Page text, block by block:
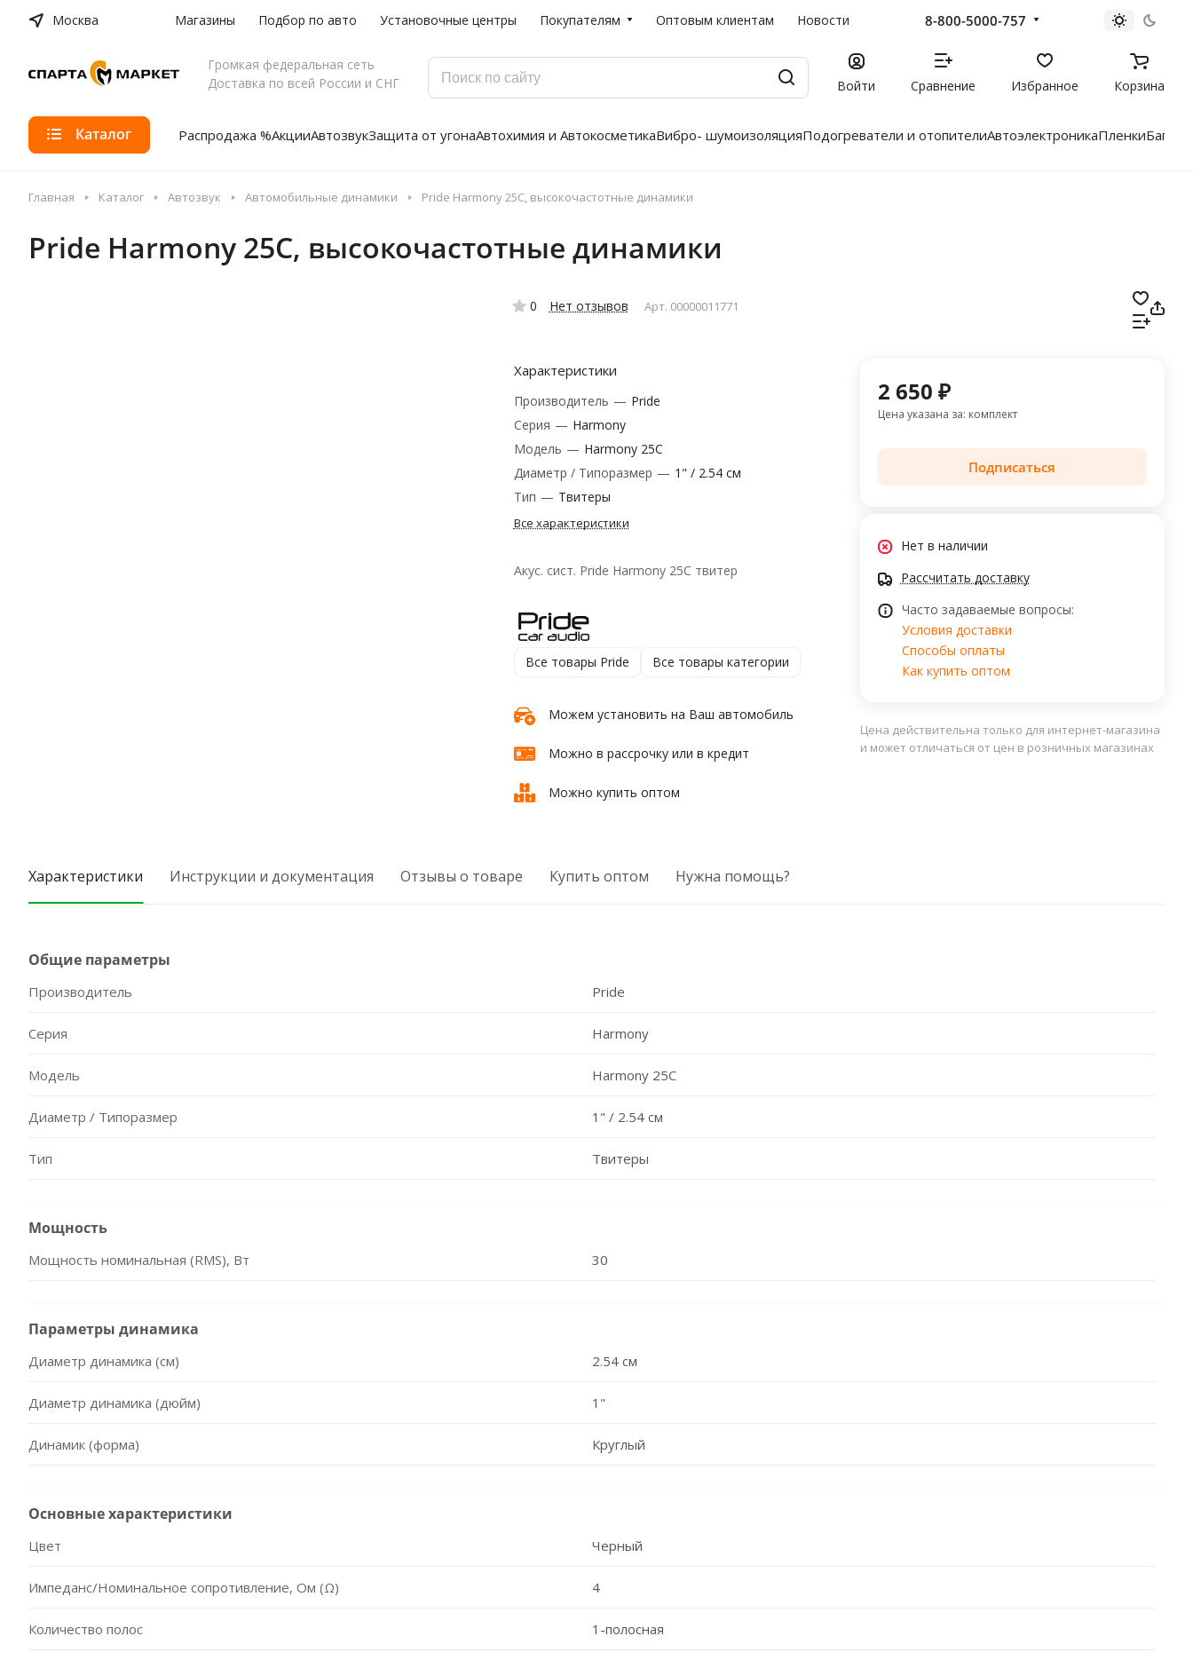
Москва Магазины Подбор по авто Установочные центры Покупателям Оптовым клиентам Новости 8-800-5000-757
Громкая федеральная сеть
Доставка по всей России и СНГ
Войти Сравнение Избранное Корзина
Каталог Распродажа %АкцииАвтозвукЗащита от угонаАвтохимия и АвтокосметикаВибро- шумоизоляцияПодогреватели и отопителиАвтоэлектроникаПленки
Главная Каталог Автозвук Автомобильные динамики Pride Harmony 25C, высокочастотные динамики
Pride Harmony 25C, высокочастотные динамики
0 Нет отзывов Арт. 00000011771
Характеристики
Производитель — Pride
Серия — Harmony
Модель — Harmony 25C
Диаметр / Типоразмер — 1" / 2.54 см
Тип — Твитеры
Все характеристики
Акус. сист. Pride Harmony 25C твитер
Все товары Pride Все товары категории
Можем установить на Ваш автомобиль
Можно в рассрочку или в кредит
Можно купить оптом
2 650 ₽
Цена указана за: комплект
Подписаться
Нет в наличии
Рассчитать доставку
Часто задаваемые вопросы:
Условия доставки
Способы оплаты
Как купить оптом
Цена действительна только для интернет-магазина
и может отличаться от цен в розничных магазинах
Характеристики Инструкции и документация Отзывы о товаре Купить оптом Нужна помощь?
Общие параметры
Производитель Pride
Серия Harmony
Модель Harmony 25C
Диаметр / Типоразмер 1" / 2.54 см
Тип Твитеры
Мощность
Мощность номинальная (RMS), Вт 30
Параметры динамика
Диаметр динамика (см) 2.54 см
Диаметр динамика (дюйм) 1"
Динамик (форма) Круглый
Основные характеристики
Цвет Черный
Импеданс/Номинальное сопротивление, Ом (Ω) 4
Количество полос 1-полосная